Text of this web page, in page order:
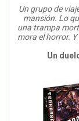
Un grupo de
mansión. Lo
una trampa
mora el horror.
Un